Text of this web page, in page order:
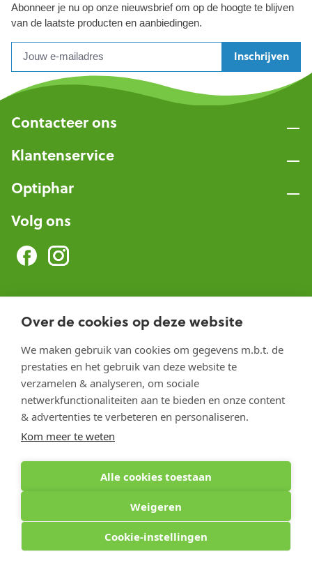
Over de cookies op deze website
We maken gebruik van cookies om gegevens m.b.t. de
prestaties en het gebruik van deze website te
verzamelen & analyseren, om sociale
netwerkfunctionaliteiten aan te bieden en onze content
& advertenties te verbeteren en personaliseren.
Kom meer te weten
Alle cookies toestaan
Weigeren
Cookie-instellingen
Abonneer je nu op onze nieuwsbrief om op de hoogte te blijven
van de laatste producten en aanbiedingen.
Inschrijven
Contacteer ons
Klantenservice
Optiphar
Volg ons
Optiphar Meerhout
Optiphar Geel - Dr. van de Perrestraat
Optiphar Geel - Antwerpseweg
Optiphar Turnhout
Optiphar Mol
Copyright 2026 optiphar.com. Alle rechten voorbehouden